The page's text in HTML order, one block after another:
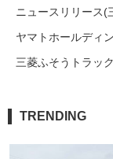
ニュースリリース(
ヤマトホールディ
三菱ふそうトラッ
TRENDING